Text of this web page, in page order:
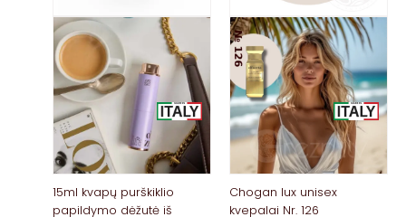
15ml kvapų purškiklio
papildymo dėžutė iš
Chogan lux unisex
kvepalai Nr. 126